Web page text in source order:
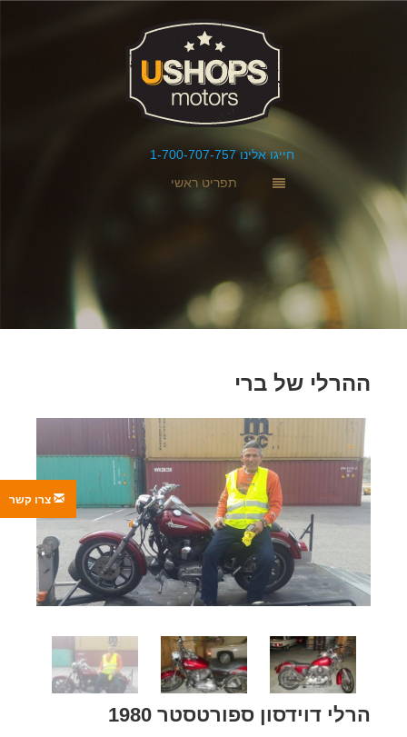
חייגו אלינו 1-700-707-757
תפריט ראשי
ההרלי של ברי
הרלי דוידסון ספורטסטר 1980
צרו קשר